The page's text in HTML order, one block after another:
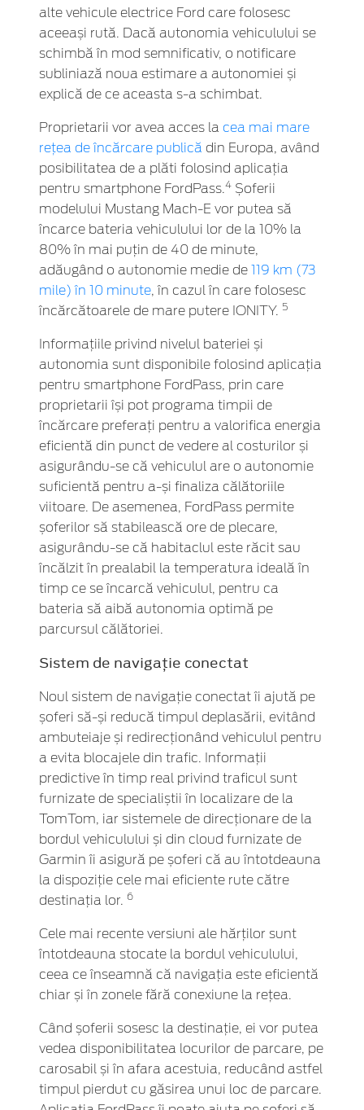
alte vehicule electrice Ford care folosesc
aceeași rută. Dacă autonomia vehiculului se
schimbă în mod semnificativ, o notificare
subliniază noua estimare a autonomiei și
explică de ce aceasta s-a schimbat.
Proprietarii vor avea acces la cea mai mare
rețea de încărcare publică din Europa, având
posibilitatea de a plăti folosind aplicația
pentru smartphone FordPass.4 Șoferii
modelului Mustang Mach-E vor putea să
încarce bateria vehiculului lor de la 10% la
80% în mai puțin de 40 de minute,
adăugând o autonomie medie de
119 km (73
mile) în 10 minute, în cazul în care folosesc
încărcătoarele de mare putere IONITY. 5
Informațiile privind nivelul bateriei și
autonomia sunt disponibile folosind aplicația
pentru smartphone FordPass, prin care
proprietarii își pot programa timpii de
încărcare preferați pentru a valorifica energia
eficientă din punct de vedere al costurilor și
asigurându-se că vehiculul are o autonomie
suficientă pentru a-și finaliza călătoriile
viitoare. De asemenea, FordPass permite
șoferilor să stabilească ore de plecare,
asigurându-se că habitaclul este răcit sau
încălzit în prealabil la temperatura ideală în
timp ce se încarcă vehiculul, pentru ca
bateria să aibă autonomia optimă pe
parcursul călătoriei.
Sistem de navigație conectat
Noul sistem de navigație conectat îi ajută pe
șoferi să-și reducă timpul deplasării, evitând
ambuteiaje și redirecționând vehiculul pentru
a evita blocajele din trafic. Informații
predictive în timp real privind traficul sunt
furnizate de specialiștii în localizare de la
TomTom, iar sistemele de direcționare de la
bordul vehiculului și din cloud furnizate de
Garmin îi asigură pe șoferi că au întotdeauna
la dispoziție cele mai eficiente rute către
destinația lor. 6
Cele mai recente versiuni ale hărților sunt
întotdeauna stocate la bordul vehiculului,
ceea ce înseamnă că navigația este eficientă
chiar și în zonele fără conexiune la rețea.
Când șoferii sosesc la destinație, ei vor putea
vedea disponibilitatea locurilor de parcare, pe
carosabil și în afara acestuia, reducând astfel
timpul pierdut cu găsirea unui loc de parcare.